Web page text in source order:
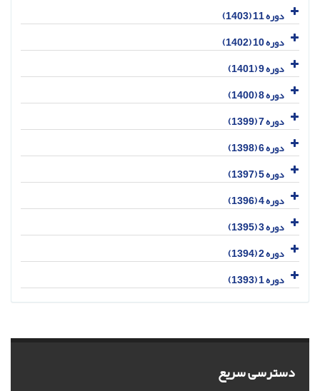
دوره 11 (1403)
دوره 10 (1402)
دوره 9 (1401)
دوره 8 (1400)
دوره 7 (1399)
دوره 6 (1398)
دوره 5 (1397)
دوره 4 (1396)
دوره 3 (1395)
دوره 2 (1394)
دوره 1 (1393)
دسترسی سریع